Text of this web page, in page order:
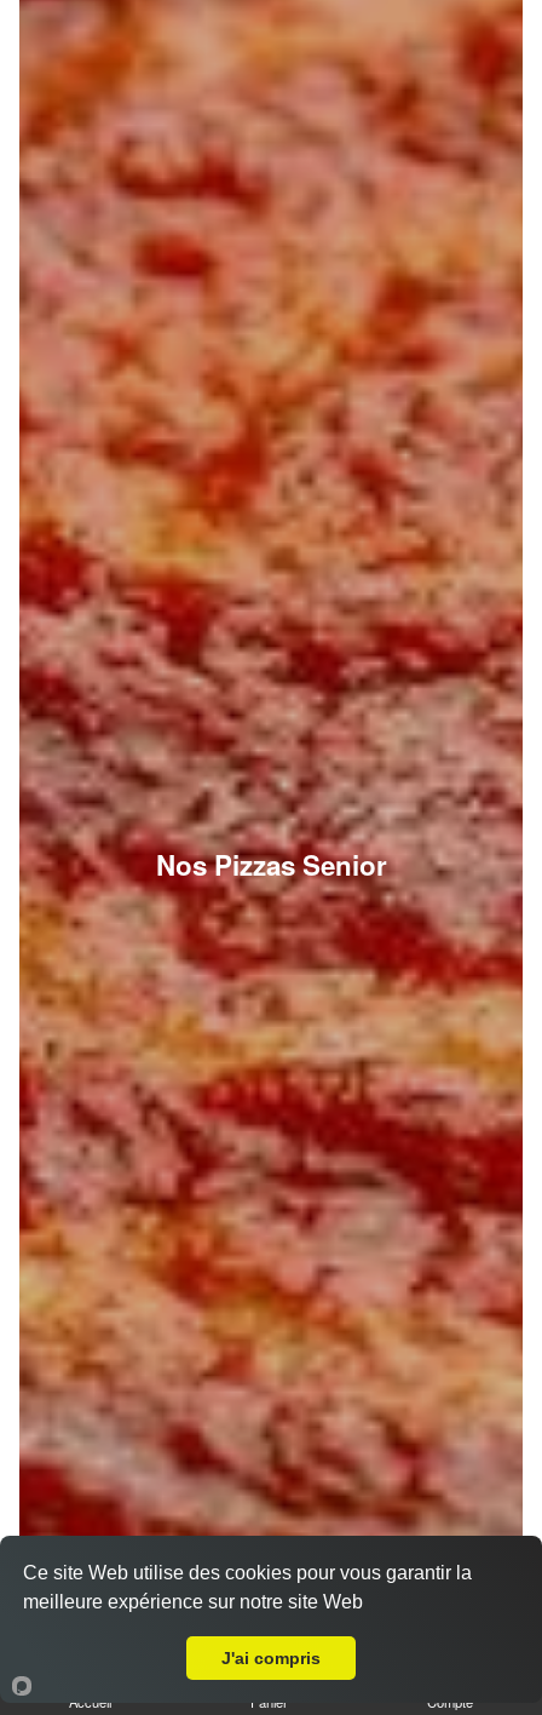
Nos Pizzas Senior
Accueil Panier Compte
Ce site Web utilise des cookies pour vous garantir la
meilleure expérience sur notre site Web
J'ai compris